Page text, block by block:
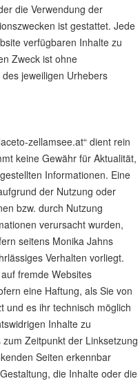
die Verwendung der
ist gestattet. Jede
verfügbaren Inhalte zu
Zweck ist ohne
jeweiligen Urhebers
zellamsee.at“ dient rein
keine Gewähr für Aktualität,
Informationen. Eine
der Nutzung oder
bzw. durch Nutzung
verursacht wurden,
seitens Monika Jahns
Verhalten vorliegt.
fremde Websites
eine Haftung, als Sie von
und es ihr technisch möglich
Inhalte zu
Zeitpunkt der Linksetzung
Seiten erkennbar
die Inhalte oder die